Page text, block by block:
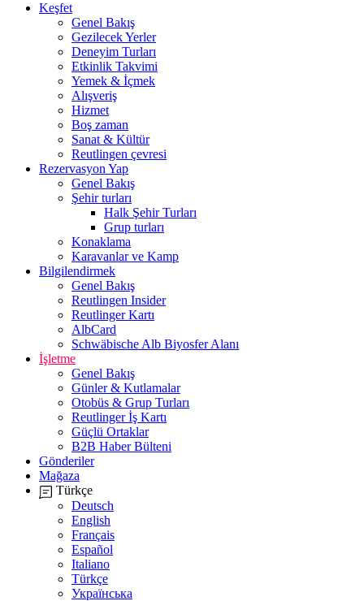
Keşfet
Genel Bakış
Gezilecek Yerler
Deneyim Turları
Etkinlik Takvimi
Yemek & İçmek
Alışveriş
Hizmet
Boş zaman
Sanat & Kültür
Reutlingen çevresi
Rezervasyon Yap
Genel Bakış
Şehir turları
Halk Şehir Turları
Grup turları
Konaklama
Karavanlar ve Kamp
Bilgilendirmek
Genel Bakış
Reutlingen Insider
Reutlinger Kartı
AlbCard
Schwäbische Alb Biyosfer Alanı
İşletme
Genel Bakış
Günler & Kutlamalar
Otobüs & Grup Turları
Reutlinger İş Kartı
Güçlü Ortaklar
B2B Haber Bülteni
Gönderiler
Mağaza
Türkçe
Deutsch
English
Français
Español
Italiano
Türkçe
Українська